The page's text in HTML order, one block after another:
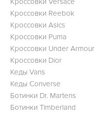
Кроссовки Reebok
Кроссовки Asics
Кроссовки Puma
Кроссовки Under Armour
Кроссовки Dior
Кеды Vans
Кеды Converse
Ботинки Dr. Martens
Ботинки Timberland